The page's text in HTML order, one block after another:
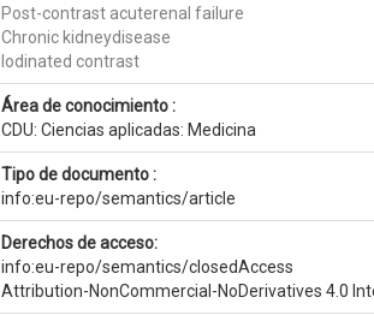
Post-contrast acuterenal failure
Chronic kidneydisease
Iodinated contrast
Área de conocimiento :
CDU: Ciencias aplicadas: Medicina
Tipo de documento :
info:eu-repo/semantics/article
Derechos de acceso:
info:eu-repo/semantics/closedAccess
Attribution-NonCommercial-NoDerivatives 4.0